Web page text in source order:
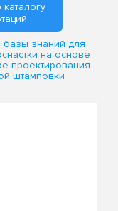
знаний для
на основе
проектирования
штамповки